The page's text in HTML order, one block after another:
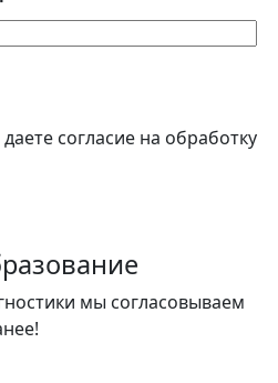
согласие на обработку
мы согласовываем